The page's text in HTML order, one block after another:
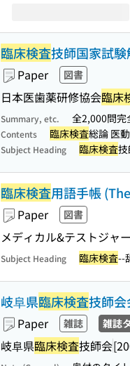
臨床検査技師国家試
Paper 図書
日本医歯薬研修協会臨床
Summary, etc. 全2,000問完
Contents 臨床検査総論 医
Subject Heading 臨床検査
臨床検査用語手帳
Paper 図書
メディカル&テストジャ
Subject Heading 臨床検査--
岐阜県臨床検査技師
Paper 雑誌 雑誌
岐阜県臨床検査技師会